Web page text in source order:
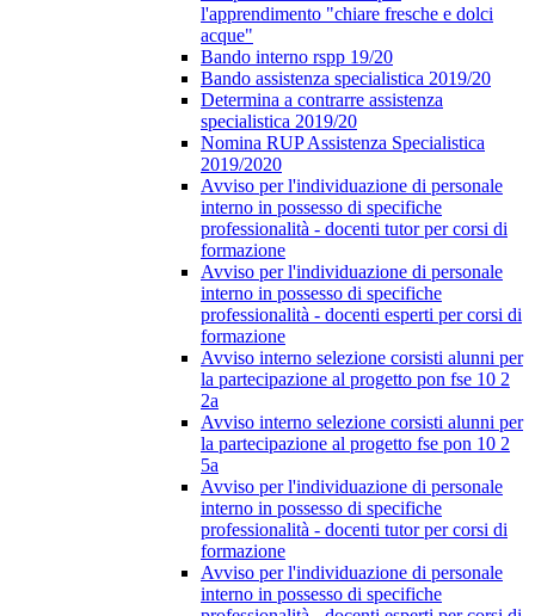
l'apprendimento "chiare fresche e dolci
acque"
Bando interno rspp 19/20
Bando assistenza specialistica 2019/20
Determina a contrarre assistenza
specialistica 2019/20
Nomina RUP Assistenza Specialistica
2019/2020
Avviso per l'individuazione di personale
interno in possesso di specifiche
professionalità - docenti tutor per corsi di
formazione
Avviso per l'individuazione di personale
interno in possesso di specifiche
professionalità - docenti esperti per corsi di
formazione
Avviso interno selezione corsisti alunni per
la partecipazione al progetto pon fse 10 2
2a
Avviso interno selezione corsisti alunni per
la partecipazione al progetto fse pon 10 2
5a
Avviso per l'individuazione di personale
interno in possesso di specifiche
professionalità - docenti tutor per corsi di
formazione
Avviso per l'individuazione di personale
interno in possesso di specifiche